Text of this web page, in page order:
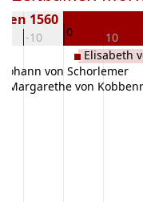
-10 0 10
1560
Johann von Schorlemer
Margarethe von
Elisabeth